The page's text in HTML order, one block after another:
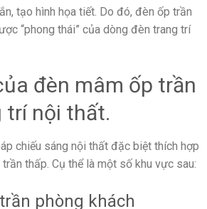
tạo hình họa tiết. Do đó, đèn ốp trần
“phong thái” của dòng đèn trang trí
đèn mâm ốp trần
trí nội thất.
chiếu sáng nội thất đặc biệt thích hợp
thấp. Cụ thể là một số khu vực sau:
phòng khách